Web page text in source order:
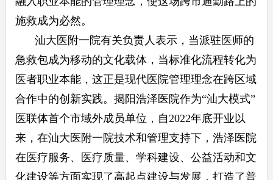
施救成为必然。
汕大医附一院有关负责人表示，当派驻医师的
急救包成为移动的文化载体，当标准化流程转化为
医者职业本能，这正是现代医院管理理念在跨区域
合作中的创新实践。揭阳浩泽医院作为“汕大模式”
医联体首个市域外成员单位，自2022年底开业以
来，在汕大医附一院技术和管理支持下，浩泽医院
在医疗服务、医疗质量、学科建设、公益活动和文
化建设等方面实现了高起点建设与发展，打造了普